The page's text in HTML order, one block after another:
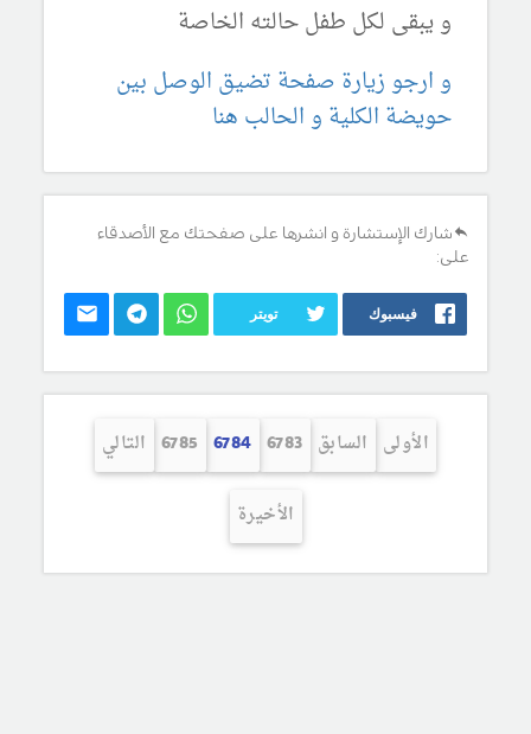
و يبقى لكل طفل حالته الخاصة
و ارجو زيارة صفحة تضيق الوصل بين
حويضة الكلية و الحالب هنا
شارك الإستشارة و انشرها على صفحتك مع الأصدقاء
على:
فيسبوك تويتر
الأولى السابق 6783
6784
6785 التالي
الأخيرة